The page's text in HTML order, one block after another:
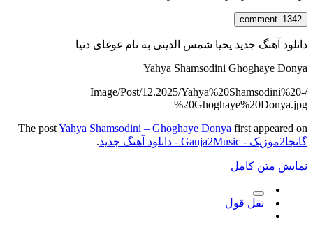
comment_1342
دانلود آهنگ جدید یحیا شمس الدینی به نام غوغای دنیا
Yahya Shamsodini Ghoghaye Donya
/Image/Post/12.2025/Yahya%20Shamsodini%20-
%20Ghoghaye%20Donya.jpg
The postYahya Shamsodini – Ghoghaye Donya first appeared on
گانجا2موزیک - Ganja2Music - دانلود آهنگ جدید
.
نمایش متن کامل
نقل قول